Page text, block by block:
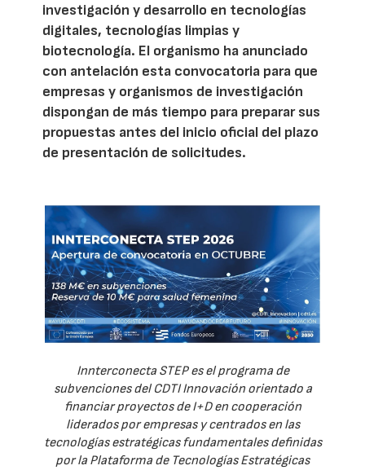
investigación y desarrollo en tecnologías
digitales, tecnologías limpias y
biotecnología. El organismo ha anunciado
con antelación esta convocatoria para que
empresas y organismos de investigación
dispongan de más tiempo para preparar sus
propuestas antes del inicio oficial del plazo
de presentación de solicitudes.
Innterconecta STEP es el programa de
subvenciones del CDTI Innovación orientado a
financiar proyectos de I+D en cooperación
liderados por empresas y centrados en las
tecnologías estratégicas fundamentales definidas
por la Plataforma de Tecnologías Estratégicas